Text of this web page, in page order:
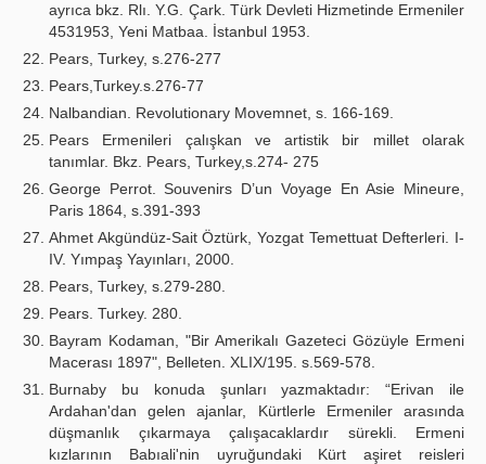
ayrıca bkz. Rlı. Y.G. Çark. Türk Devleti Hizmetinde Ermeniler
4531953, Yeni Matbaa. İstanbul 1953.
Pears, Turkey, s.276-277
Pears,Turkey.s.276-77
Nalbandian. Revolutionary Movemnet, s. 166-169.
Pears Ermenileri çalışkan ve artistik bir millet olarak
tanımlar. Bkz. Pears, Turkey,s.274- 275
George Perrot. Souvenirs D’un Voyage En Asie Mineure,
Paris 1864, s.391-393
Ahmet Akgündüz-Sait Öztürk, Yozgat Temettuat Defterleri. I-
IV. Yımpaş Yayınları, 2000.
Pears, Turkey, s.279-280.
Pears. Turkey. 280.
Bayram Kodaman, "Bir Amerikalı Gazeteci Gözüyle Ermeni
Macerası 1897", Belleten. XLIX/195. s.569-578.
Burnaby bu konuda şunları yazmaktadır: “Erivan ile
Ardahan'dan gelen ajanlar, Kürtlerle Ermeniler arasında
düşmanlık çıkarmaya çalışacaklardır sürekli. Ermeni
kızlarının Babıali'nin uyruğundaki Kürt aşiret reisleri